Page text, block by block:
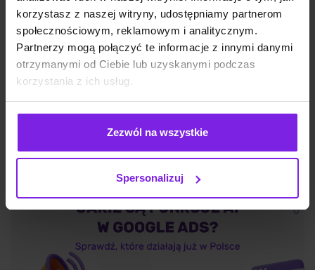
korzystasz z naszej witryny, udostępniamy partnerom
społecznościowym, reklamowym i analitycznym.
Partnerzy mogą połączyć te informacje z innymi danymi
otrzymanymi od Ciebie lub uzyskanymi podczas
korzystania z ich usług.
Zezwól na wszystkie
Spersonalizuj
SEO